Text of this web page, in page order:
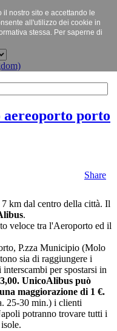
aereoporto porto
Share
km dal centro della città. Il
.
veloce tra l'Aeroporto ed il
P.zza Municipio (Molo
sia di raggiungere i
per spostarsi in
UnicoAlibus può
maggiorazione di 1 €.
25-30 min.) i clienti
potranno trovare tutti i
il nostro sito e accettando le
all'utilizzo dei cookie in
stessa. Per saperne di